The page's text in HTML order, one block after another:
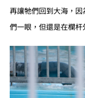
再讓牠們回到大海，
們一眼，但還是在欄杆